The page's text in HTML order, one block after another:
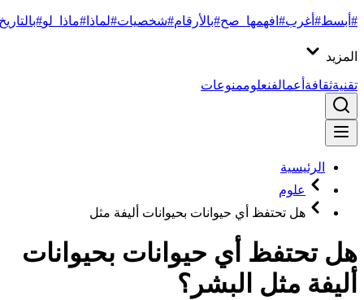
#أبسط#أغرب#افهمها_صح#بالأرقام#شخصيات#لماذا #ماذا_لو#بالتاريخ
المزيد
تقنيةثقافةأعمالفنعلوممنوعات
الرئيسية
علوم
هل تحتفظ أي حيوانات بحيوانات أليفة مثل
هل تحتفظ أي حيوانات بحيوانات
أليفة مثل البشر؟